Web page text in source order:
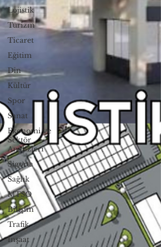
Lojistik
Turizm
Ticaret
Eğitim
Din
Kültür
Spor
Sanat
Ekonomi ve
Sektör
Analizleri
Sigorta
Sağlık
MTSO
Bilişim
Trafik
İnşaat